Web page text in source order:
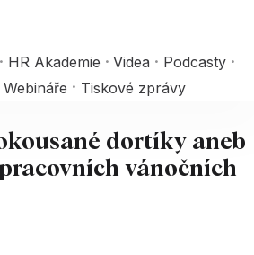
HR Akademie Videa
Podcasty
Webináře Tiskové zprávy
dortíky aneb
vánočních